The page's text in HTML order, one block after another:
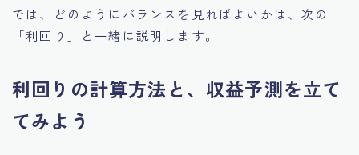
では、どのようにバランスを見ればよいかは、次の
「利回り」と一緒に説明します。
利回りの計算方法と、収益予測を立て
てみよう